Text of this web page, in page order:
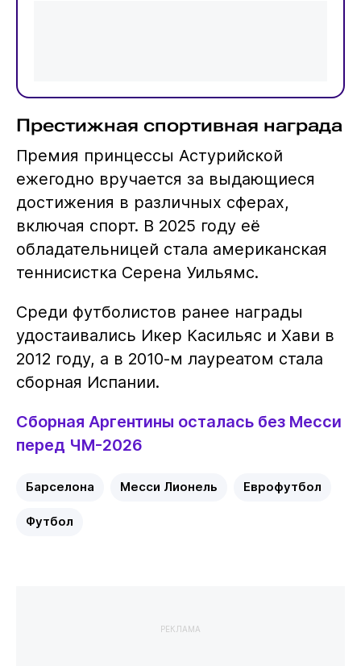
Престижная спортивная награда
Премия принцессы Астурийской
ежегодно вручается за выдающиеся
достижения в различных сферах,
включая спорт. В 2025 году её
обладательницей стала американская
теннисистка Серена Уильямс.
Среди футболистов ранее награды
удостаивались Икер Касильяс и Хави в
2012 году, а в 2010-м лауреатом стала
сборная Испании.
Сборная Аргентины осталась без Месси
перед ЧМ-2026
Барселона Месси Лионель Еврофутбол
Футбол
РЕКЛАМА